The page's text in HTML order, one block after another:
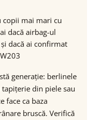
mai mari cu
dacă airbag-ul
dacă ai confirmat
generație: berlinele
tapițerie din piele sau
face ca baza
bruscă. Verifică